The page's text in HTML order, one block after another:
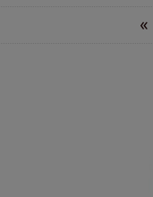
«